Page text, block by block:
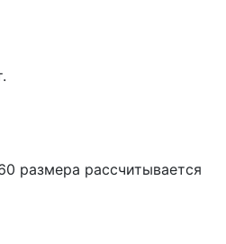
размера рассчитывается